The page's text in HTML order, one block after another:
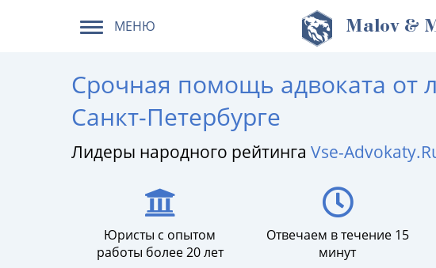
МЕНЮ Malov &
Срочная помощь адвоката от
Санкт-Петербурге
Лидеры народного рейтинга Vse-
Юристы с опытом
работы более 20 лет
Отвечаем в течение 15
минут